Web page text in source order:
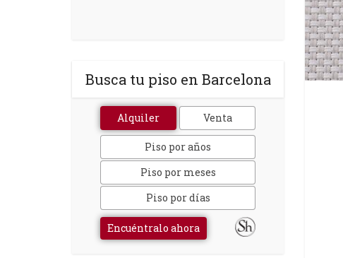
Busca tu piso en Barcelona
Alquiler Venta
Piso por años
Piso por meses
Piso por días
Encuéntralo ahora